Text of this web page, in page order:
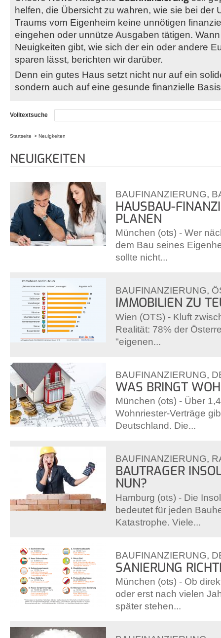
helfen, die Übersicht zu wahren, wie sie bei der
Traums vom Eigenheim keine unnötigen
eingehen oder unnütze Ausgaben tätigen.
Neuigkeiten gibt, wie sich der ein oder andere
sparen lässt, berichten wir darüber.
Denn ein gutes Haus setzt nicht nur auf ein
sondern auch auf eine gesunde finanzielle
Volltextsuche
Startseite Neuigkeiten
NEUIGKEITEN
BAUFINANZIERUNG,
HAUSBAU-
PLANEN
München (ots) - Wer
dem Bau seines
sollte nicht...
BAUFINANZIERUNG,
IMMOBILIEN ZU
Wien (OTS) - Kluft
Realität: 78% der
"eigenen...
BAUFINANZIERUNG,
WAS BRINGT
München (ots) - Über
Wohnriester-Verträge
Deutschland. Die...
BAUFINANZIERUNG,
BAUTRÄGER
NUN?
Hamburg (ots) - Die
bedeutet für jeden
Katastrophe. Viele...
BAUFINANZIERUNG,
SANIERUNG
München (ots) - Ob
oder erst nach vielen
später stehen...